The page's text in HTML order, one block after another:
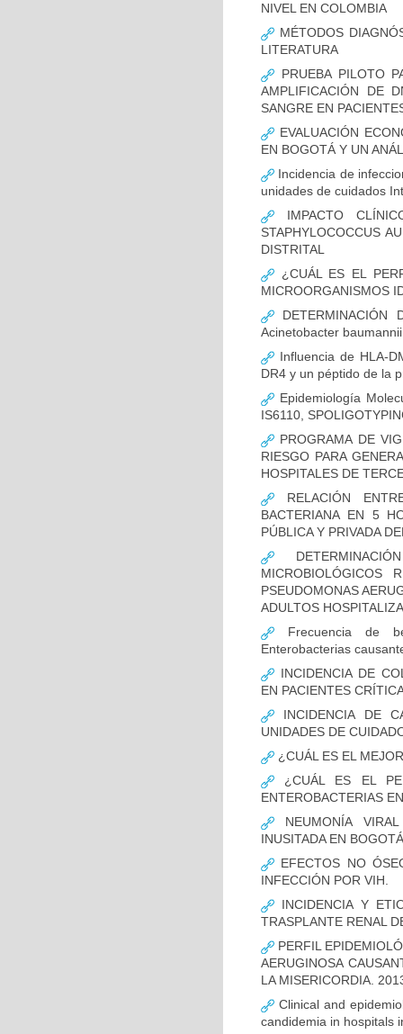
NIVEL EN COLOMBIA
MÉTODOS
LITERATURA
PRUEBA PILOTO
AMPLIFICACIÓN DE
SANGRE EN
EVALUACIÓN
EN BOGOTÁ Y UN
Incidencia de
unidades de cuidados
IMPACTO
STAPHYLOCOCCUS
DISTRITAL
¿CUÁL ES EL
MICROORGANISMOS
DETERMINACIÓN
Acinetobacter
Influencia de HLA-
DR4 y un péptido de la
Epidemiología
IS6110,
PROGRAMA DE
RIESGO PARA
HOSPITALES DE
RELACIÓN
BACTERIANA EN 5
PÚBLICA Y PRIVADA
MICROBIOLÓGICOS
PSEUDOMONAS
ADULTOS
Frecuencia de
Enterobacterias
INCIDENCIA DE
EN PACIENTES
INCIDENCIA DE
UNIDADES DE
¿CUÁL ES EL
¿CUÁL ES EL
ENTEROBACTERIAS
NEUMONÍA
INUSITADA EN
EFECTOS NO
INFECCIÓN POR VIH.
INCIDENCIA Y
TRASPLANTE RENAL
PERFIL
AERUGINOSA
LA MISERICORDIA.
Clinical and
candidemia in hospitals